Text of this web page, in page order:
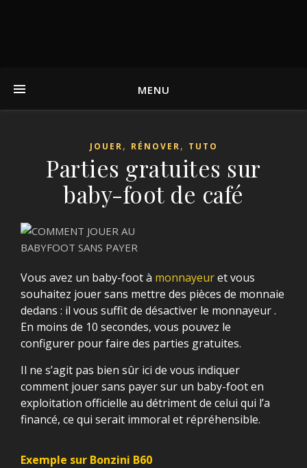
MENU
JOUER, RÉNOVER, TUTO
Parties gratuites sur
baby-foot de café
Vous avez un baby-foot à monnayeuret vous
souhaitez jouer sans mettre des pièces de monnaie
dedans : il vous suffit de désactiver le monnayeur .
En moins de 10 secondes, vous pouvez le
configurer pour faire des parties gratuites.
Il ne s’agit pas bien sûr ici de vous indiquer
comment jouer sans payer sur un baby-foot en
exploitation officielle au détriment de celui qui l’a
financé, ce qui serait immoral et répréhensible.
Exemple sur Bonzini B60